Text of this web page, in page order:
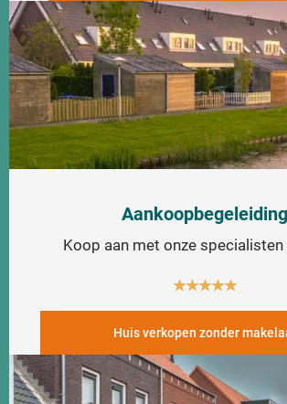
Aankoopbegeleiding
Koop aan met onze specialisten
★★★★★
Huis verkopen zonder